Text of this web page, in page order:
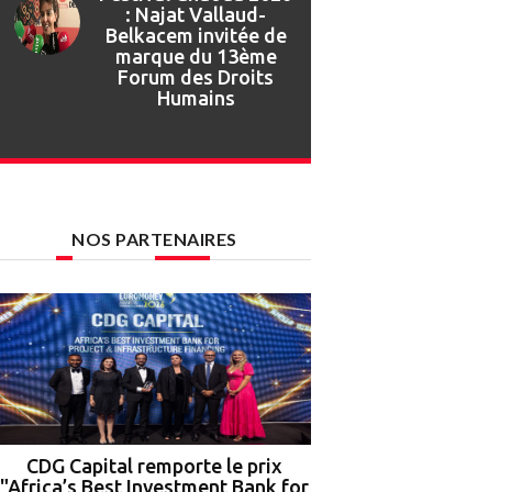
Festival Gnaoua :
retour en images sur
l’ouverture de la 27e
édition
NOS PARTENAIRES
CDG Capital remporte le prix
"Africa’s Best Investment Bank for